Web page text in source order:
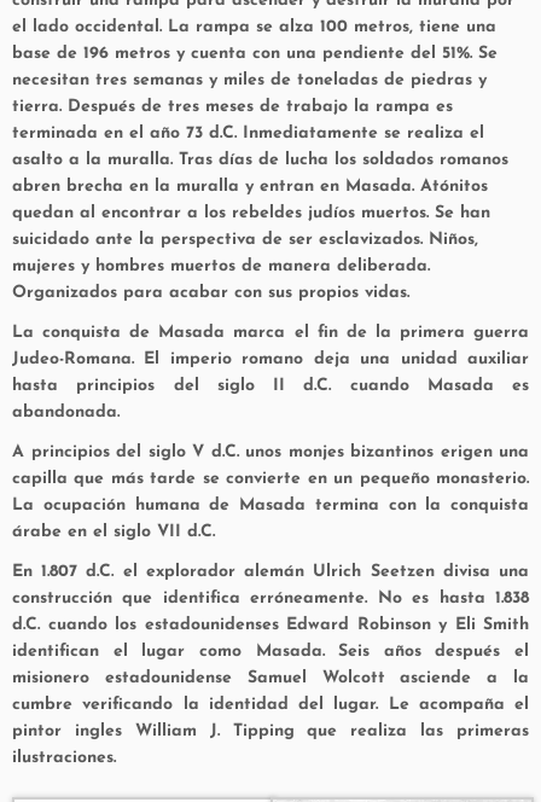
el lado occidental. La rampa se alza 100 metros, tiene una
base de 196 metros y cuenta con una pendiente del 51%. Se
necesitan tres semanas y miles de toneladas de piedras y
tierra. Después de tres meses de trabajo la rampa es
terminada en el año 73 d.C. Inmediatamente se realiza el
asalto a la muralla. Tras días de lucha los soldados romanos
abren brecha en la muralla y entran en Masada. Atónitos
quedan al encontrar a los rebeldes judíos muertos. Se han
suicidado ante la perspectiva de ser esclavizados. Niños,
mujeres y hombres muertos de manera deliberada.
Organizados para acabar con sus propios vidas.
La conquista de Masada marca el fin de la primera guerra
Judeo-Romana. El imperio romano deja una unidad auxiliar
hasta principios del siglo II d.C. cuando Masada es
abandonada.
A principios del siglo V d.C. unos monjes bizantinos erigen una
capilla que más tarde se convierte en un pequeño monasterio.
La ocupación humana de Masada termina con la conquista
árabe en el siglo VII d.C.
En 1.807 d.C. el explorador alemán Ulrich Seetzen divisa una
construcción que identifica erróneamente. No es hasta 1.838
d.C. cuando los estadounidenses Edward Robinson y Eli Smith
identifican el lugar como Masada. Seis años después el
misionero estadounidense Samuel Wolcott asciende a la
cumbre verificando la identidad del lugar. Le acompaña el
pintor ingles William J. Tipping que realiza las primeras
ilustraciones.